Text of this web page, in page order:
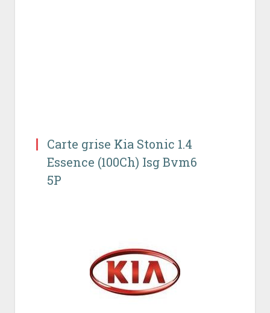
Carte grise Kia Stonic 1.4
Essence (100Ch) Isg Bvm6
5P